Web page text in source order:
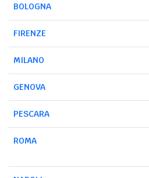
BOLOGNA
FIRENZE
MILANO
GENOVA
PESCARA
ROMA